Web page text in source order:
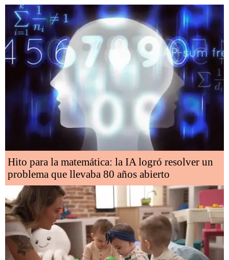
Hito para la matemática: la IA logró resolver un
problema que llevaba 80 años abierto